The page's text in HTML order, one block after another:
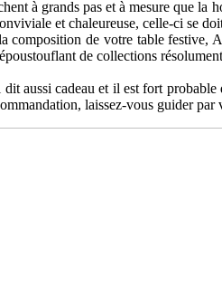
à grands pas et à mesure que
et chaleureuse, celle-ci se
composition de votre table festive,
de collections
aussi cadeau et il est fort probable
laissez-vous guider